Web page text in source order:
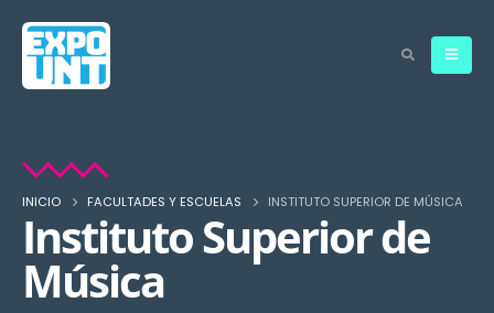
INICIO FACULTADES Y ESCUELAS INSTITUTO SUPERIOR DE MÚSICA
Instituto Superior de
Música